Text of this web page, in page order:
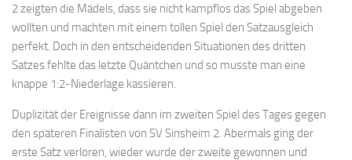
2 zeigten die Mädels, dass sie nicht kampflos das Spiel abgeben
wollten und machten mit einem tollen Spiel den Satzausgleich
perfekt. Doch in den entscheidenden Situationen des dritten
Satzes fehlte das letzte Quäntchen und so musste man eine
knappe 1:2-Niederlage kassieren.
Duplizität der Ereignisse dann im zweiten Spiel des Tages gegen
den späteren Finalisten von SV Sinsheim 2. Abermals ging der
erste Satz verloren, wieder wurde der zweite gewonnen und